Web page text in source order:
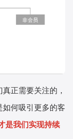
正需要关注的，
何吸引更多的客
是我们实现持续